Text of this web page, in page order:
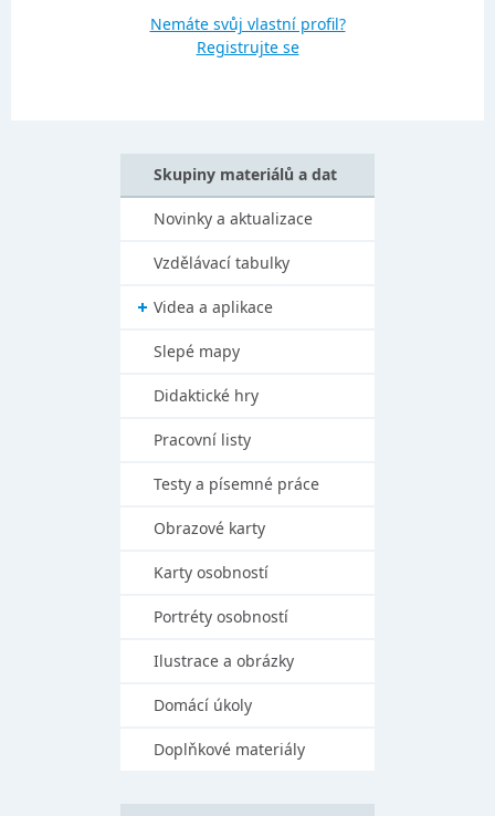
Nemáte svůj vlastní profil?
Registrujte se
Skupiny materiálů a dat
Novinky a aktualizace
Vzdělávací tabulky
Videa a aplikace
Slepé mapy
Didaktické hry
Pracovní listy
Testy a písemné práce
Obrazové karty
Karty osobností
Portréty osobností
Ilustrace a obrázky
Domácí úkoly
Doplňkové materiály